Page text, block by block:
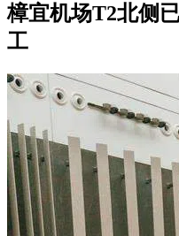
樟宜机场T2北侧
工